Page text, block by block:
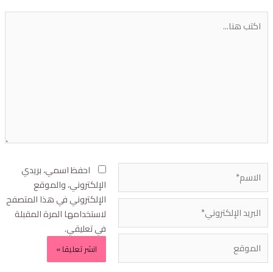
احفظ اسمي، بريدي
الإلكتروني، والموقع
الإلكتروني في هذا المتصفح
لاستخدامها المرة المقبلة
في تعليقي.